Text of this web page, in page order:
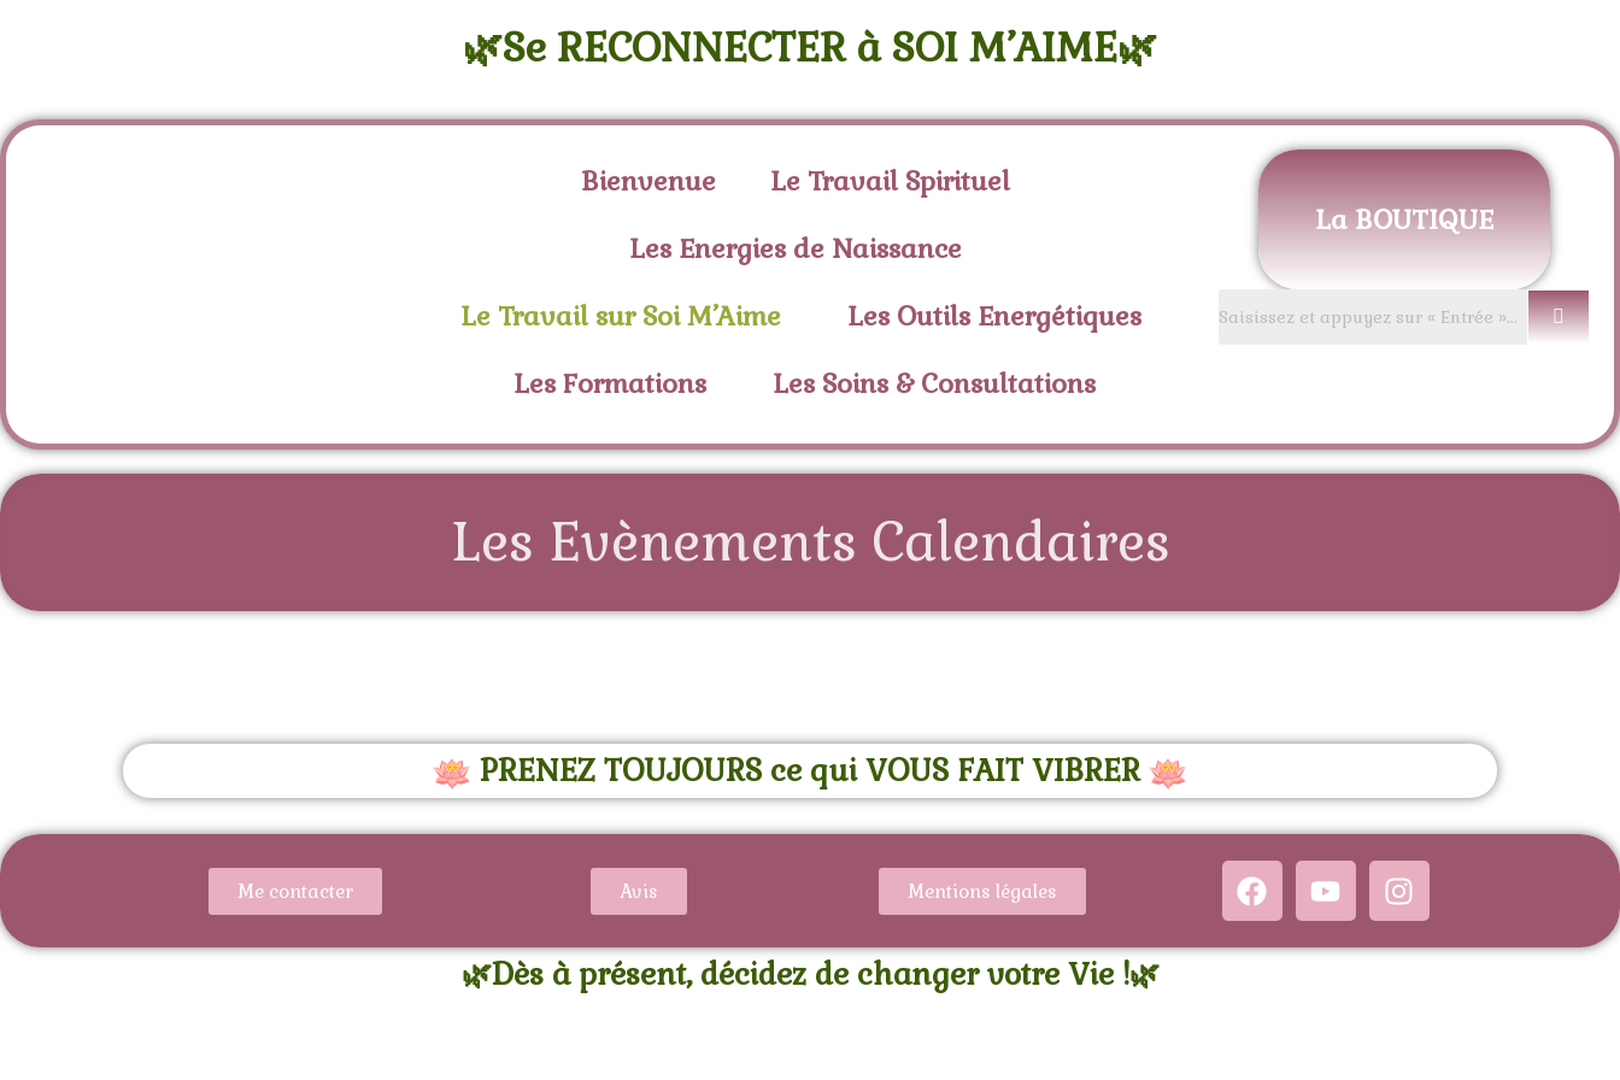
🌿Se RECONNECTER à SOI M’AIME🌿
Bienvenue
Le Travail Spirituel
Les Energies de Naissance
Le Travail sur Soi M’Aime
Les Outils Energétiques
Les Formations
Les Soins & Consultations
La BOUTIQUE
Les Evènements Calendaires
PRENEZ TOUJOURS ce qui VOUS FAIT VIBRER
Me contacter Avis Mentions légales
🌿Dès à présent, décidez de changer votre Vie !🌿